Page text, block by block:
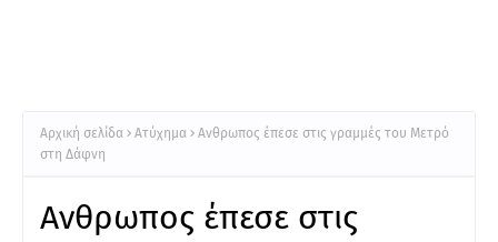
Αρχική σελίδα Ατύχημα
Ανθρωπος έπεσε στις γραμμές του Μετρό
στη Δάφνη
Ανθρωπος έπεσε στις